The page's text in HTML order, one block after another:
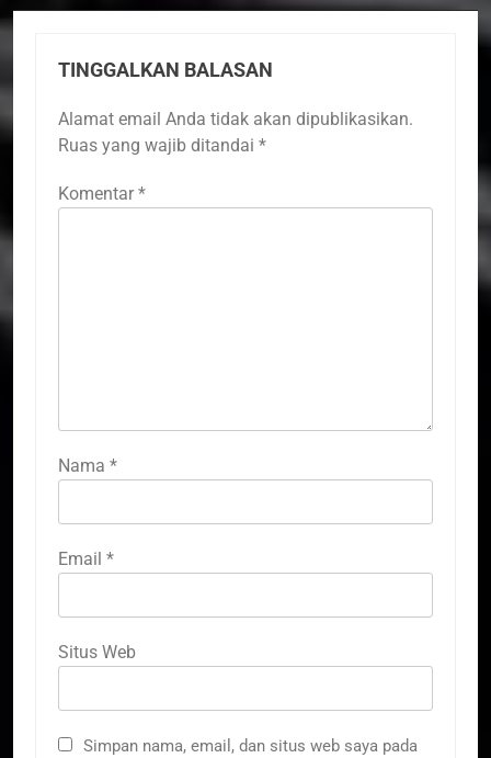
TINGGALKAN BALASAN
Alamat email Anda tidak akan dipublikasikan.
Ruas yang wajib ditandai *
Komentar *
Nama *
Email *
Situs Web
Simpan nama, email, dan situs web saya pada